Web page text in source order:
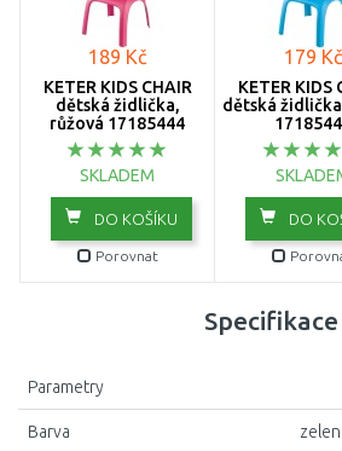
189 Kč
KETER KIDS CHAIR
dětská židlička,
růžová 17185444
SKLADEM
DO KOŠÍKU
Porovnat
179 Kč
KETER KIDS
dětská
DO
Specifikace
Parametry
Barva